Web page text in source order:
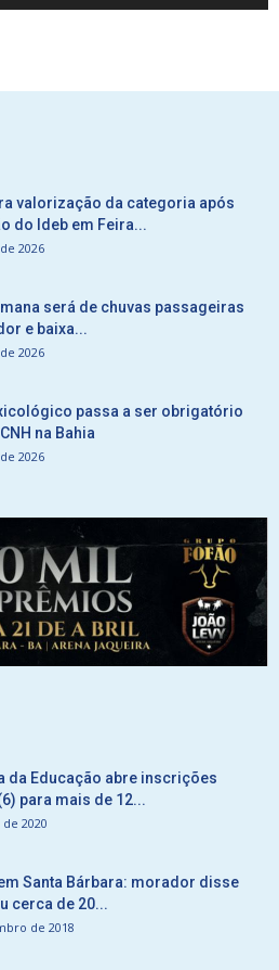
valorização da categoria após
do Ideb em Feira...
2026
será de chuvas passageiras
e baixa...
2026
passa a ser obrigatório
na Bahia
2026
da Educação abre inscrições
para mais de 12...
2020
Santa Bárbara: morador disse
cerca de 20...
de 2018